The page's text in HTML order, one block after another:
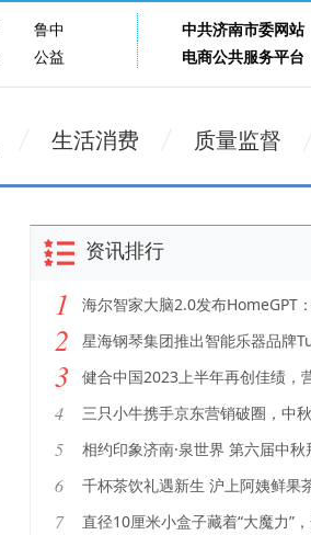
鲁中 中共济南市委网站
公益 电商公共服务平台
生活消费 质量监督
资讯排行
1
海尔智家大脑2.0发布HomeGPT
首个垂域模型
2
星海钢琴集团推出智能乐器品牌
弹弹
3
健合中国2023上半年再创佳绩，
长15.4%
4
三只小牛携手京东营销破圈，中
亮”引全民关注
5
相约印象济南·泉世界 第六届中秋
将盛大开启
6
千杯茶饮礼遇新生 沪上阿姨鲜果
活动走进章丘高校
7
直径10厘米小盒子藏着“大魔力”